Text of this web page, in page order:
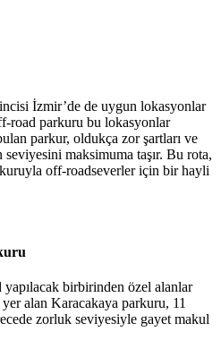
İzmir’de de uygun lokasyonlar
road parkuru bu lokasyonlar
parkur, oldukça zor şartları ve
seviyesini maksimuma taşır. Bu rota,
off-roadseverler için bir hayli
birbirinden özel alanlar
alan Karacakaya parkuru, 11
zorluk seviyesiyle gayet makul